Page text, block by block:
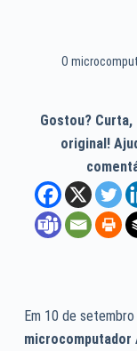
O
Gostou?
original!
Em 10 de
microcomputador